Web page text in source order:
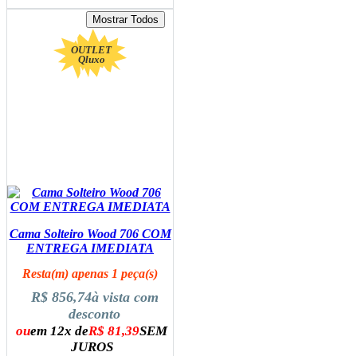
OUTLET
Qluxo
Cama Solteiro Wood 706 COM
ENTREGA IMEDIATA
Resta(m) apenas 1 peça(s)
R$ 856,74à vista com
desconto
ouem 12x deR$ 81,39SEM
JUROS